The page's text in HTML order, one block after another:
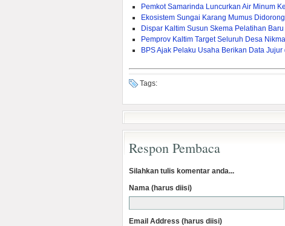
Pemkot Samarinda Luncurkan Air Minum
Ekosistem Sungai Karang Mumus
Dispar Kaltim Susun Skema Pelatihan Baru
Pemprov Kaltim Target Seluruh Desa
BPS Ajak Pelaku Usaha Berikan Data
Tags:
Respon Pembaca
Silahkan tulis komentar anda...
Nama (harus diisi)
Email Address (harus diisi)